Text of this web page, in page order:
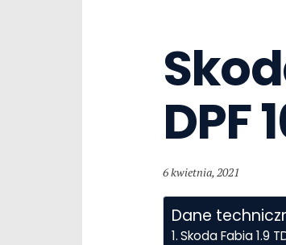
DPF
6 kwietnia, 2021
Dane
Skoda Fabia 1.9